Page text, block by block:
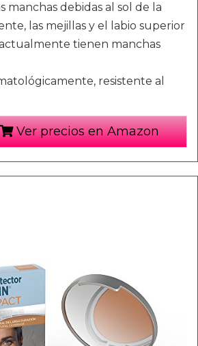
manchas debidas al sol de la
las mejillas y el labio superior
tienen manchas
resistente al
Ver precios en Amazon